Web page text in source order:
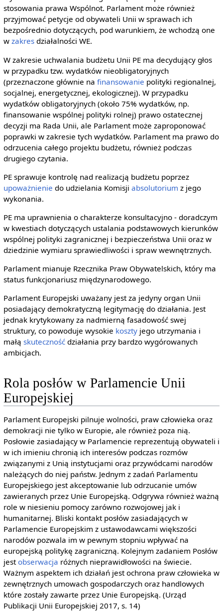
stosowania prawa Wspólnot. Parlament może również
przyjmować petycje od obywateli Unii w sprawach ich
bezpośrednio dotyczących, pod warunkiem, że wchodzą one
w zakresdziałalności WE.
W zakresie uchwalania budżetu Unii PE ma decydujący głos
w przypadku tzw. wydatków nieobligatoryjnych
(przeznaczone głównie na finansowanie polityki regionalnej,
socjalnej, energetycznej, ekologicznej). W przypadku
wydatków obligatoryjnych (około 75% wydatków, np.
finansowanie wspólnej polityki rolnej) prawo ostatecznej
decyzji ma Rada Unii, ale Parlament może zaproponować
poprawki w zakresie tych wydatków. Parlament ma prawo do
odrzucenia całego projektu budżetu, również podczas
drugiego czytania.
PE sprawuje kontrolę nad realizacją budżetu poprzez
upoważnienie do udzielania Komisji absolutorium z jego
wykonania.
PE ma uprawnienia o charakterze konsultacyjno - doradczym
w kwestiach dotyczących ustalania podstawowych kierunków
wspólnej polityki zagranicznej i bezpieczeństwa Unii oraz w
dziedzinie wymiaru sprawiedliwości i spraw wewnętrznych.
Parlament mianuje Rzecznika Praw Obywatelskich, który ma
status funkcjonariusz międzynarodowego.
Parlament Europejski uważany jest za jedyny organ Unii
posiadający demokratyczną legitymację do działania. Jest
jednak krytykowany za nadmierną fasadowość swej
struktury, co powoduje wysokie kosztyjego utrzymania i
małą skutecznośćdziałania przy bardzo wygórowanych
ambicjach.
Rola posłów w Parlamencie Unii
Europejskiej
Parlament Europejski pilnuje wolności, praw człowieka oraz
demokracji nie tylko w Europie, ale również poza nią.
Posłowie zasiadający w Parlamencie reprezentują obywateli i
w ich imieniu chronią ich interesów podczas rozmów
związanymi z Unią instytucjami oraz przywódcami narodów
należących do niej państw. Jednym z zadań Parlamentu
Europejskiego jest akceptowanie lub odrzucanie umów
zawieranych przez Unie Europejską. Odgrywa również ważną
role w niesieniu pomocy zarówno rozwojowej jak i
humanitarnej. Bliski kontakt posłów zasiadających w
Parlamencie Europejskim z ustawodawcami większości
narodów pozwala im w pewnym stopniu wpływać na
europejską politykę zagraniczną. Kolejnym zadaniem Posłów
jestobserwacja różnych nieprawidłowości na świecie.
Ważnym aspektem ich działań jest ochrona praw człowieka w
zewnętrznych umowach gospodarczych oraz handlowych
które zostały zawarte przez Unie Europejską. (Urząd
Publikacji Unii Europejskiej 2017, s. 14)